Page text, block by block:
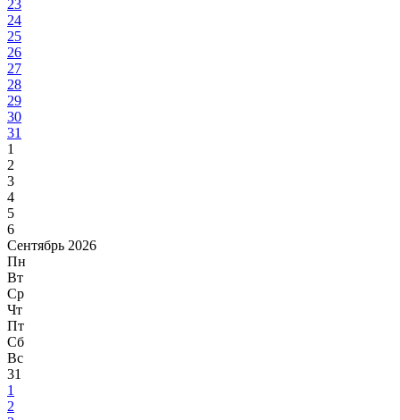
23
24
25
26
27
28
29
30
31
1
2
3
4
5
6
Сентябрь 2026
Пн
Вт
Ср
Чт
Пт
Сб
Вс
31
1
2